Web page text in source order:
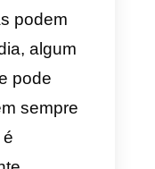
de produto,
Esse tipo
porque a
o